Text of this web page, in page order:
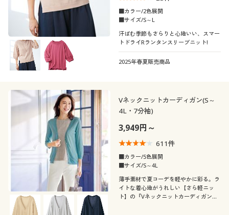
ご利用ガイド
よくある質問とお問い合わせ
こだわり条件
で絞り込む
柄・デザイン
無地 スリット
花柄 ボーダー
ワンポイント フリル
総柄 迷彩・カモフラ柄
ヘリンボーン ビジュー
襟・ネック
Ｖネック クルーネック・丸首
ハイネック
レギュラーカラー
スクエアネック タートルネック
ボートネック
袖
長袖
ノースリーブ
パフスリーブ フレンチスリーブ
ドルマンスリーブ
コットン・綿100 ナイロン
レザー ウール
デニム
スウェット
■カラー/2色展開
■サイズ/S～L
汗ばむ季節もさらりと心地いい、スマー
トドライRランタンスリーブニット!
2025年春夏販売商品
Vネックニットカーディガン(S～
4L・7分袖)
3,949円～
611件
■カラー/5色展開
■サイズ/S～4L
薄手素材で夏コーデを軽やかに彩る。ラ
イトな着心地がうれしい【さら軽ニッ
ト】の『Vネックニットカーディガン』